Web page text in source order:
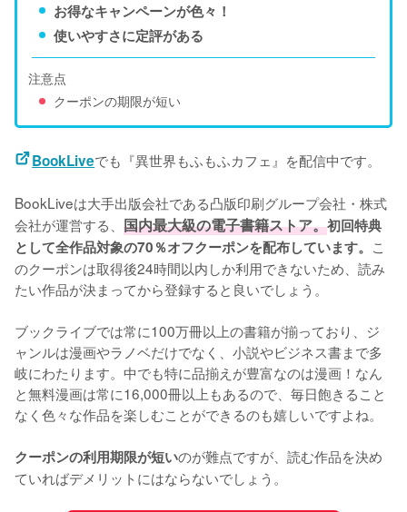
お得なキャンペーンが色々！
使いやすさに定評がある
注意点
クーポンの期限が短い
BookLiveでも『異世界もふもふカフェ』を配信中です。
BookLiveは大手出版会社である凸版印刷グループ会社・株式
会社が運営する、 国内最大級の電子書籍ストア。初回特典
として全作品対象の70％オフクーポンを配布しています。 こ
のクーポンは取得後24時間以内しか利用できないため、読み
たい作品が決まってから登録すると良いでしょう。
ブックライブでは常に100万冊以上の書籍が揃っており、ジ
ャンルは漫画やラノベだけでなく、小説やビジネス書まで多
岐にわたります。中でも特に品揃えが豊富なのは漫画！なん
と無料漫画は常に16,000冊以上もあるので、毎日飽きること
なく色々な作品を楽しむことができるのも嬉しいですよね。
クーポンの利用期限が短いのが難点ですが、読む作品を決め
ていればデメリットにはならないでしょう。